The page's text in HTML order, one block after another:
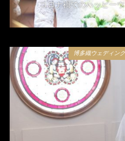
コロナ禍でのハッピー
2021年4月24
博多織ウェディン